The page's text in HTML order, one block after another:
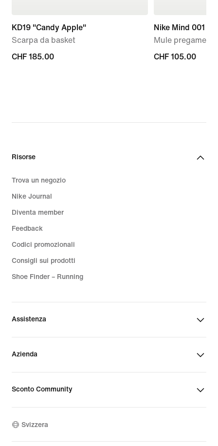
KD19 "Candy Apple"
Scarpa da basket
CHF
CHF 185.00
Nike Mind 001
Mule pregame –
CHF
CHF 105.00
Risorse
Trova un negozio
Nike Journal
Diventa member
Feedback
Codici promozionali
Consigli sui prodotti
Shoe Finder – Running
Assistenza
Azienda
Sconto Community
Svizzera